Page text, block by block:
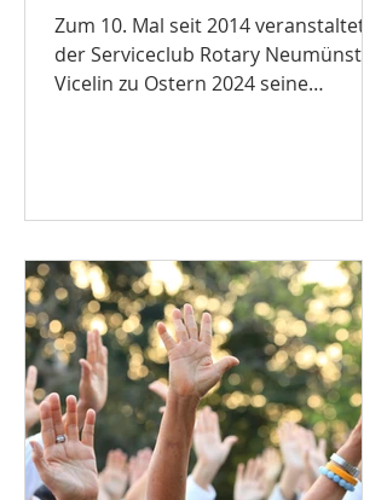
Zum 10. Mal seit 2014 veranstaltete
der Serviceclub Rotary Neumünster-
Vicelin zu Ostern 2024 seine